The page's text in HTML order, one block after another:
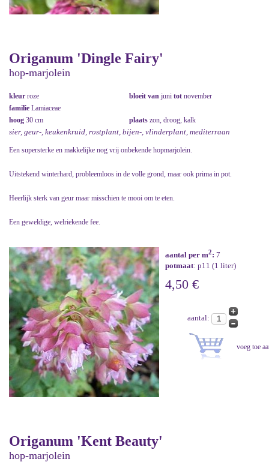
Origanum 'Dingle Fairy'
hop-marjolein
kleur roze bloeit van juni tot november
familie Lamiaceae
hoog 30 cm plaats zon, droog, kalk
sier, geur-, keukenkruid, rostplant, bijen-, vlinderplant, mediterraan
Een supersterke en makkelijke nog vrij onbekende hopmarjolein.
Uitstekend winterhard, probleemloos in de volle grond, maar ook prima in pot.
Heerlijk sterk van geur maar misschien te mooi om te eten.
Een geweldige, welriekende fee.
aantal per m2: 7
potmaat: p11 (1 liter)
4,50 €
aantal:
Origanum 'Kent Beauty'
hop-marjolein